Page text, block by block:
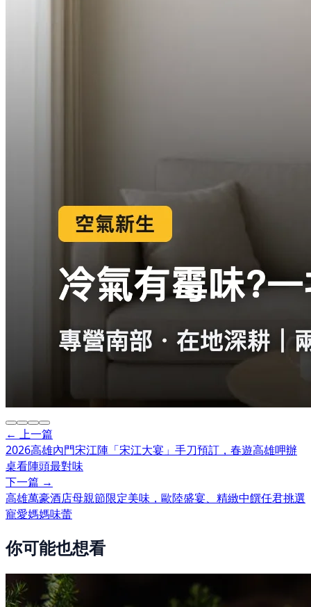
← 上一篇
2026高雄內門宋江陣「宋江大宴」手刀預訂，春遊高雄呷辦
桌看陣頭最對味
下一篇 →
高雄萬豪酒店母親節限定美味，歐陸盛宴、精緻中饌任君挑選
寵愛媽媽味蕾
你可能也想看